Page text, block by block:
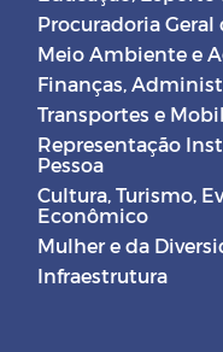
Procuradoria
Meio Ambiente e
Finanças,
Transportes e
Representação
Pessoa
Cultura, Turismo,
Econômico
Mulher e da
Infraestrutura